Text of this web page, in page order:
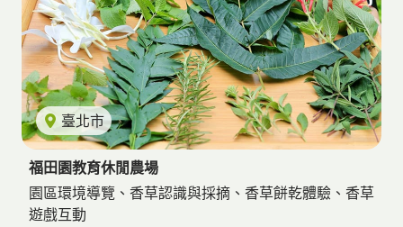
臺北市
福田園教育休閒農場
園區環境導覽、香草認識與採摘、香草餅乾體驗、香草
遊戲互動